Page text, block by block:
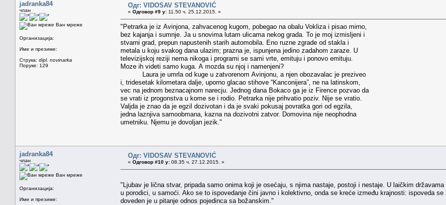
jadranka84
члан
Ван мреже
Организација:
Име и презиме:
Струка: dipl. novinarka
Поруке: 129
Одг: VIDOSAV STEVANOVIĆ
« Одговор #9 у: 11.50 ч. 25.12.2015. »
"Petrarka je iz Avinjona, zahvacenog kugom, pobegao na obalu Vokliza i pisao mirno,
bez kajanja i sumnje. Ja u snovima lutam ulicama nekog grada. To je moj izmisljeni i
stvarni grad, prepun napustenih starih automobila. Eno ruzne zgrade od stakla i
metala u koju svakog dana ulazim; prazna je, ispunjena jedino zadahom zaraze. U
televizijskoj reziji nema nikoga i programi se sami vrte, emituju i ponovo emituju.
Moze ih videti samo kuga. A mozda su njoj i namenjeni?
Laura je umrla od kuge u zatvorenom Avinjonu, a njen obozavalac je preziveo
i, tridesetak kilometara dalje, uporno glacao stihove “Kanconijera”, ne na latinskom,
vec na jednom beznacajnom narecju. Jednog dana Bokaco ga je iz Firence pozvao da
se vrati iz progonstva u kome se i rodio. Petrarka nije prihvatio poziv. Nije se vratio.
Valjda je znao da je egzil dozivotan i da je svaki pokusaj povratka gori od egzila,
jedna laznjiva samoobmana, kazna na dozivotni zatvor. Domovina nije neophodna
umetniku. Njemu je dovoljan jezik."
jadranka84
члан
Ван мреже
Организација:
Име и презиме:
Одг: VIDOSAV STEVANOVIĆ
« Одговор #10 у: 08.35 ч. 27.12.2015. »
"Ljubav je lična stvar, pripada samo onima koji je osećaju, s njima nastaje, postoji i nestaje. U laičkim
u porodici, u samoći. Ako se to ispovedanje čini javno i kolektivno, onda se kreće između krajnosti: ispoveda
doveden je u pitanje odnos pojedinca sa božanskim."